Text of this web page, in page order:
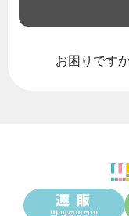
お困りです